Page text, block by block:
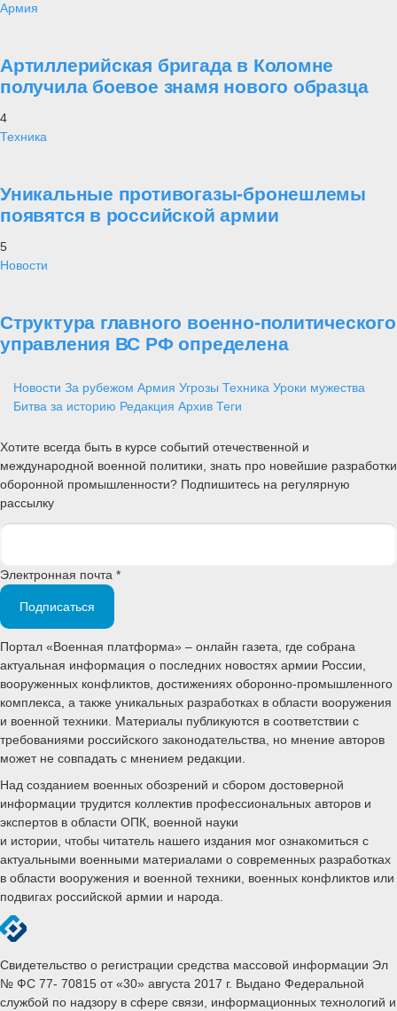
Армия
Артиллерийская бригада в Коломне
получила боевое знамя нового образца
4
Техника
Уникальные противогазы-бронешлемы
появятся в российской армии
5
Новости
Структура главного военно-политического
управления ВС РФ определена
Новости За рубежом Армия Угрозы Техника Уроки мужества
Битва за историю Редакция Архив Теги
Хотите всегда быть в курсе событий отечественной и
международной военной политики, знать про новейшие разработки
оборонной промышленности? Подпишитесь на регулярную
рассылку
Электронная почта *
Подписаться
Портал «Военная платформа» – онлайн газета, где собрана
актуальная информация о последних новостях армии России,
вооруженных конфликтов, достижениях оборонно-промышленного
комплекса, а также уникальных разработках в области вооружения
и военной техники. Материалы публикуются в соответствии с
требованиями российского законодательства, но мнение авторов
может не совпадать с мнением редакции.
Над созданием военных обозрений и сбором достоверной
информации трудится коллектив профессиональных авторов и
экспертов в области ОПК, военной науки
и истории, чтобы читатель нашего издания мог ознакомиться с
актуальными военными материалами о современных разработках
в области вооружения и военной техники, военных конфликтов или
подвигах российской армии и народа.
Свидетельство о регистрации средства массовой информации Эл
№ ФС 77- 70815 от «30» августа 2017 г. Выдано Федеральной
службой по надзору в сфере связи, информационных технологий и